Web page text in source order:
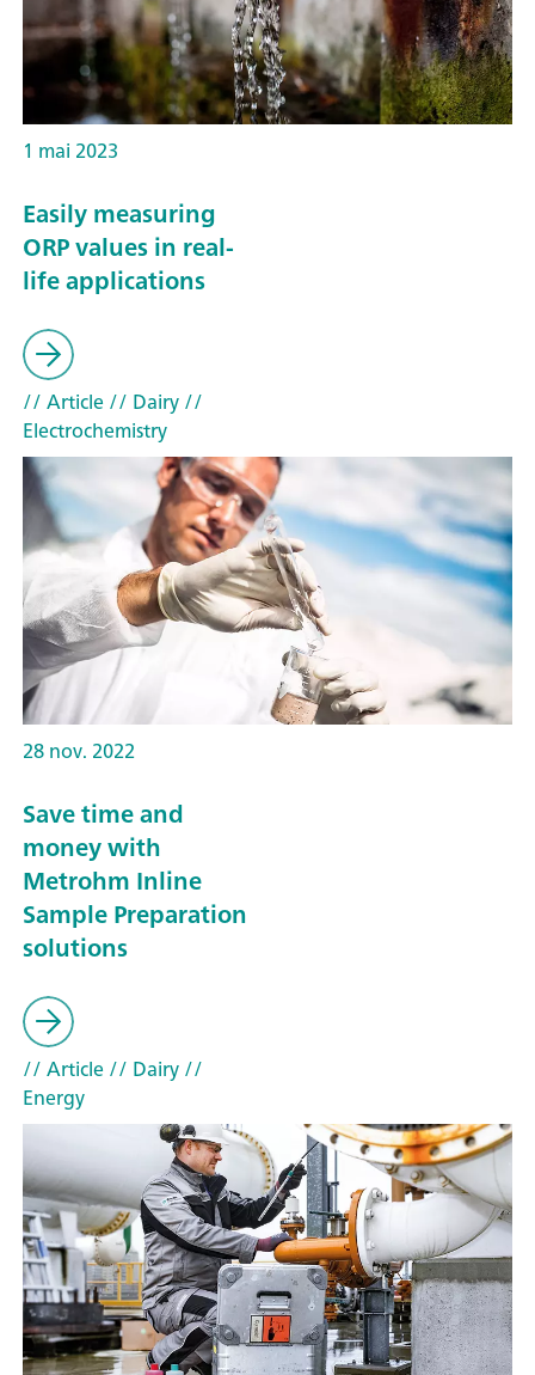
1 mai 2023
Easily measuring
ORP values in real-
life applications
// Article// Dairy//
Electrochemistry
28 nov. 2022
Save time and
money with
Metrohm Inline
Sample Preparation
solutions
// Article// Dairy//
Energy